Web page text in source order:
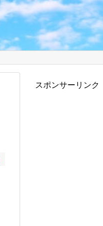
スポンサーリンク